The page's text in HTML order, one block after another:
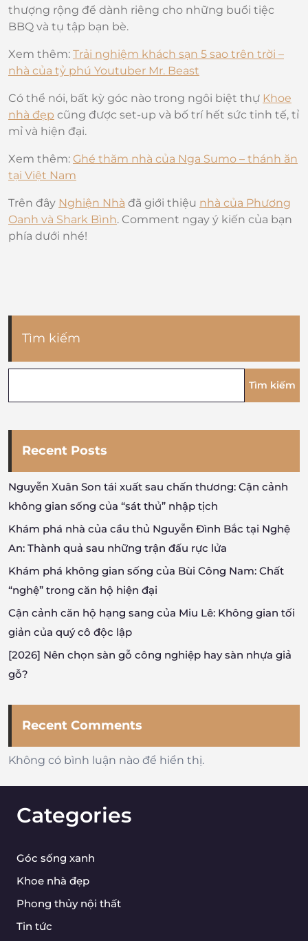
thượng rộng để dành riêng cho những buổi tiệc
BBQ và tụ tập bạn bè.
Xem thêm: Trải nghiệm khách sạn 5 sao trên trời –
nhà của tỷ phú Youtuber Mr. Beast
Có thể nói, bất kỳ góc nào trong ngôi biệt thự Khoe
nhà đẹp cũng được set-up và bố trí hết sức tinh tế, tỉ
mỉ và hiện đại.
Xem thêm: Ghé thăm nhà của Nga Sumo – thánh ăn
tại Việt Nam
Trên đây Nghiện Nhà đã giới thiệu nhà của Phương
Oanh và Shark Bình. Comment ngay ý kiến của bạn
phía dưới nhé!
Tìm kiếm
Tìm kiếm
Recent Posts
Nguyễn Xuân Son tái xuất sau chấn thương: Cận cảnh
không gian sống của “sát thủ” nhập tịch
Khám phá nhà của cầu thủ Nguyễn Đình Bắc tại Nghệ
An: Thành quả sau những trận đấu rực lửa
Khám phá không gian sống của Bùi Công Nam: Chất
“nghệ” trong căn hộ hiện đại
Cận cảnh căn hộ hạng sang của Miu Lê: Không gian tối
giản của quý cô độc lập
[2026] Nên chọn sàn gỗ công nghiệp hay sàn nhựa giả
gỗ?
Recent Comments
Không có bình luận nào để hiển thị.
Categories
Góc sống xanh
Khoe nhà đẹp
Phong thủy nội thất
Tin tức